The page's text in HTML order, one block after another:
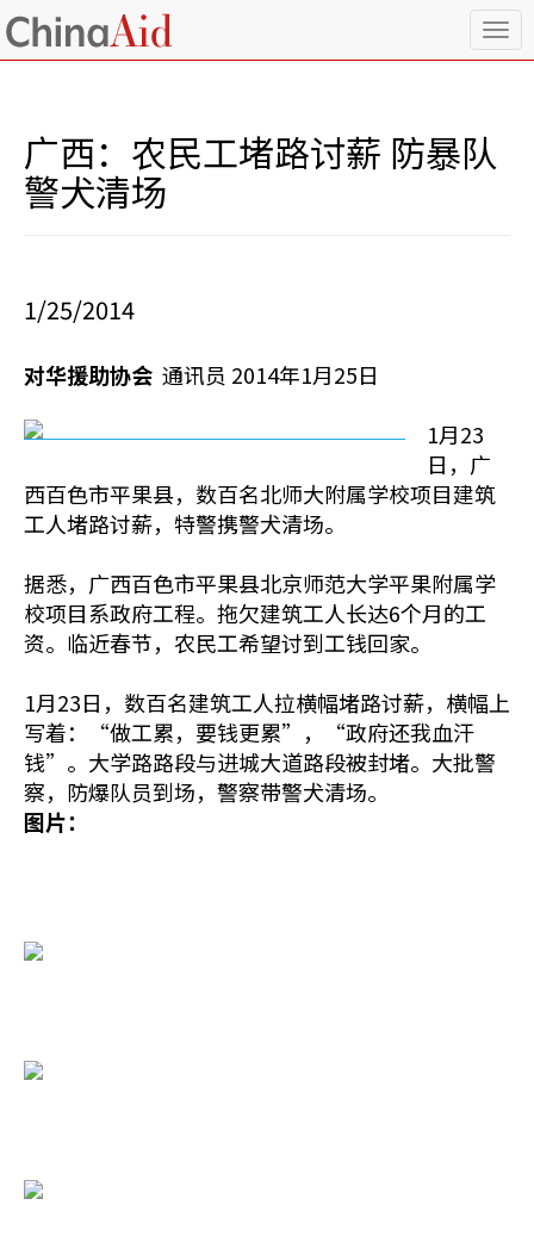
T
o
n
广西：农民工堵路讨薪 防暴队
警犬清场
1/25/2014
对华援助协会 通讯员 2014年1月25日
1月23
日，广
西百色市平果县，数百名北师大附属学校项目建筑
工人堵路讨薪，特警携警犬清场。
据悉，广西百色市平果县北京师范大学平果附属学
校项目系政府工程。拖欠建筑工人长达6个月的工
资。临近春节，农民工希望讨到工钱回家。
1月23日，数百名建筑工人拉横幅堵路讨薪，横幅上
写着：“做工累，要钱更累”，“政府还我血汗
钱”。大学路路段与进城大道路段被封堵。大批警
察，防爆队员到场，警察带警犬清场。
图片：